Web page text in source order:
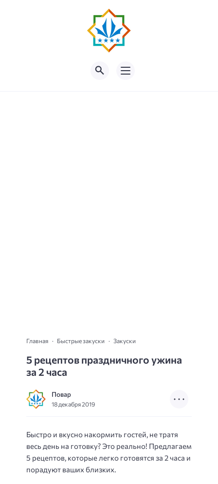
Главная Быстрые закуски Закуски
5 рецептов праздничного ужина
за 2 часа
Повар
18 декабря 2019
Быстро и вкусно накормить гостей, не тратя
весь день на готовку? Это реально! Предлагаем
5 рецептов, которые легко готовятся за 2 часа и
порадуют ваших близких.